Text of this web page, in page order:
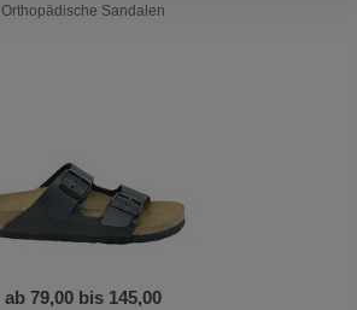
Orthopädische Sandalen
ab 79,00 bis 145,00